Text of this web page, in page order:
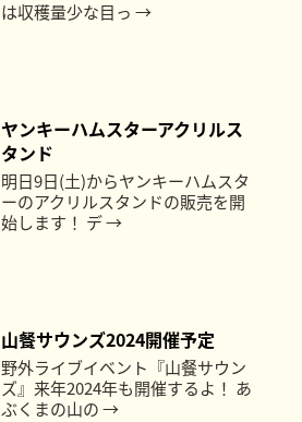
は収穫量少な目っ →
ヤンキーハムスターアクリルス
タンド
明日9日(土)からヤンキーハムスタ
ーのアクリルスタンドの販売を開
始します！ デ →
山餐サウンズ2024開催予定
野外ライブイベント『山餐サウン
ズ』来年2024年も開催するよ！ あ
ぶくまの山の →